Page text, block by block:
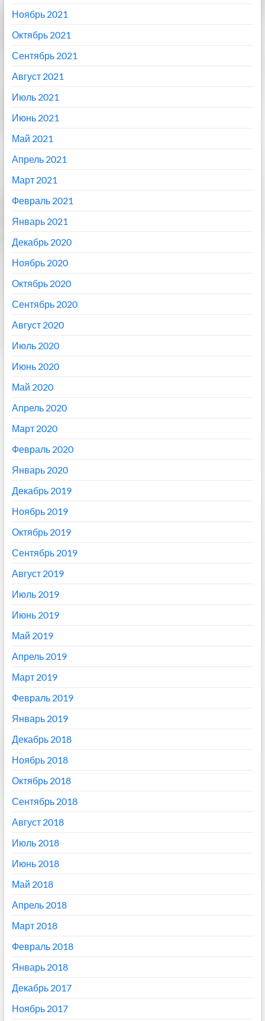
Ноябрь 2021
Октябрь 2021
Сентябрь 2021
Август 2021
Июль 2021
Июнь 2021
Май 2021
Апрель 2021
Март 2021
Февраль 2021
Январь 2021
Декабрь 2020
Ноябрь 2020
Октябрь 2020
Сентябрь 2020
Август 2020
Июль 2020
Июнь 2020
Май 2020
Апрель 2020
Март 2020
Февраль 2020
Январь 2020
Декабрь 2019
Ноябрь 2019
Октябрь 2019
Сентябрь 2019
Август 2019
Июль 2019
Июнь 2019
Май 2019
Апрель 2019
Март 2019
Февраль 2019
Январь 2019
Декабрь 2018
Ноябрь 2018
Октябрь 2018
Сентябрь 2018
Август 2018
Июль 2018
Июнь 2018
Май 2018
Апрель 2018
Март 2018
Февраль 2018
Январь 2018
Декабрь 2017
Ноябрь 2017